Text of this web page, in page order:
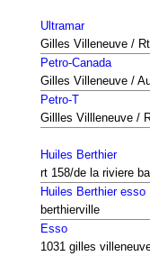
Ultramar
Gilles Villeneuve /
Petro-Canada
Gilles Villeneuve /
Petro-T
Gillles Villleneuve /
Huiles Berthier
rt 158/de la riviere
Huiles Berthier esso
berthierville
Esso
1031 gilles